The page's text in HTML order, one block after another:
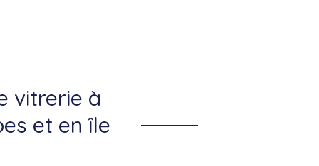
vitrerie à
et en île